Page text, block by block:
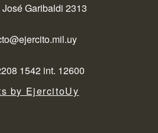
José Garibaldi 2313
1542 int. 12600
by EjercitoUy